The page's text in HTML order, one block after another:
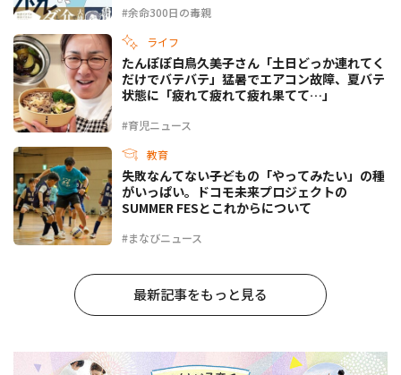
#余命300日の毒親
ライフ
#育児ニュース
たんぽぽ白鳥久美子さん「土日どっか連れてく
だけでバテバテ」猛暑でエアコン故障、夏バテ
状態に「疲れて疲れて疲れ果てて…」
教育
#まなびニュース
失敗なんてない――子どもの「やってみたい」の種
がいっぱい。ドコモ未来プロジェクトの
SUMMER FESとこれからについて
最新記事をもっと見る